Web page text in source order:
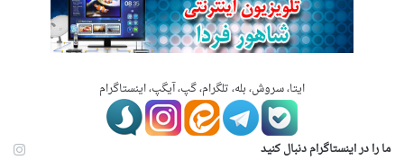
ایتا، سروش، بله، تلگرام، گپ، آیگپ، اینستاگرام
ما را در اینستاگرام دنبال کنید